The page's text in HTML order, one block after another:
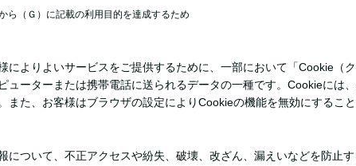
ら（Ｇ）に記載の利用目的を達成するため
によりよいサービスをご提供するために、一部において「Cookie（
ューターまたは携帯電話に送られるデータの一種です。Cookieには
また、お客様はブラウザの設定によりCookieの機能を無効にすること
について、不正アクセスや紛失、破壊、改ざん、漏えいなどを防止